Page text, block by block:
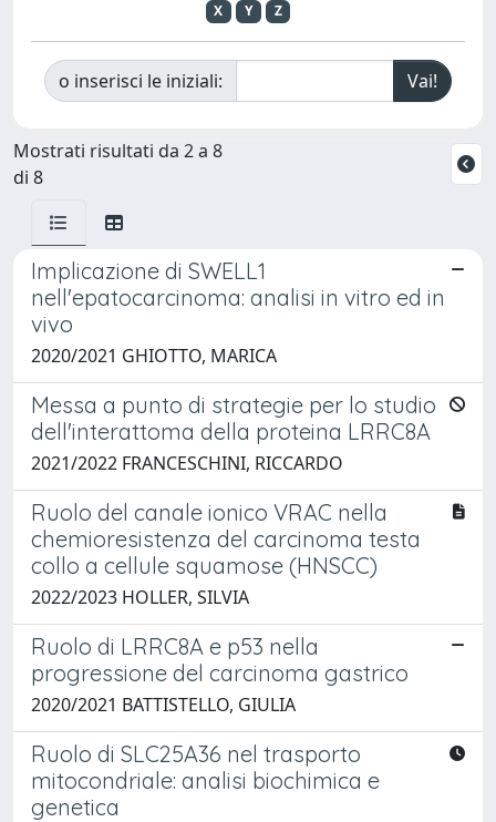
X
Y Z
o inserisci le iniziali:
Mostrati risultati da 2 a 8
di 8
Implicazione di SWELL1
nell'epatocarcinoma: analisi in vitro ed in
vivo
2020/2021 GHIOTTO, MARICA
Messa a punto di strategie per lo studio
dell'interattoma della proteina LRRC8A
2021/2022 FRANCESCHINI, RICCARDO
Ruolo del canale ionico VRAC nella
chemioresistenza del carcinoma testa
collo a cellule squamose (HNSCC)
2022/2023 HOLLER, SILVIA
Ruolo di LRRC8A e p53 nella
progressione del carcinoma gastrico
2020/2021 BATTISTELLO, GIULIA
Ruolo di SLC25A36 nel trasporto
mitocondriale: analisi biochimica e
genetica